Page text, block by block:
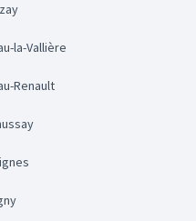
la-Vallière
Renault